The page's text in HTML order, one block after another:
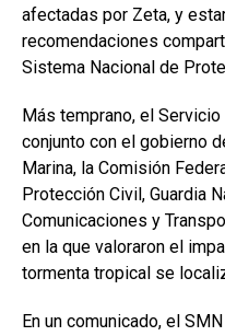
afectadas por Zeta, y
recomendaciones
Sistema Nacional de
Más temprano, el
conjunto con el gobierno
Marina, la Comisión
Protección Civil, Guardia
Comunicaciones y
en la que valoraron el
tormenta tropical se
En un comunicado, el